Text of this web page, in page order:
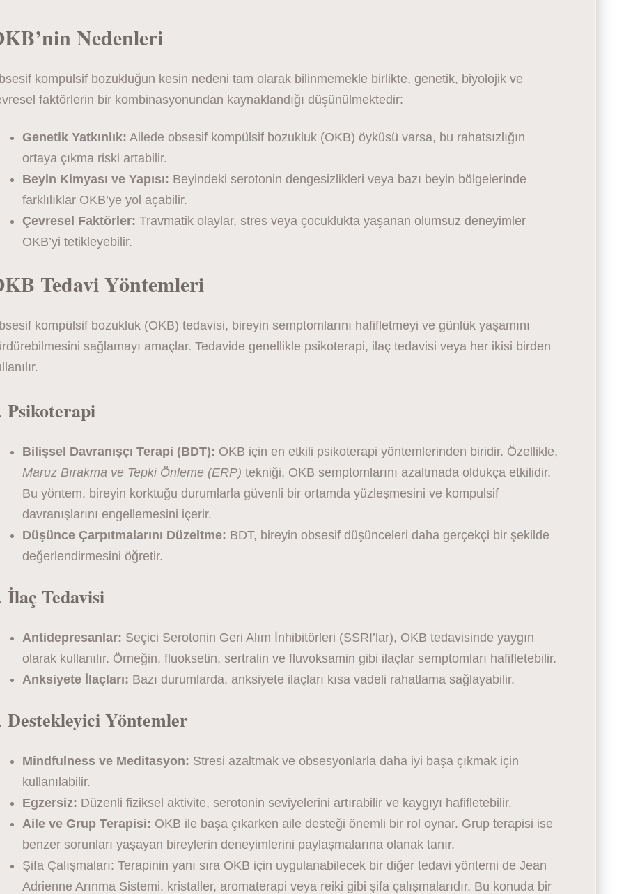
Nedenleri
kompülsif bozukluğun kesin nedeni tam olarak bilinmemekle birlikte, genetik, biyolojik ve
faktörlerin bir kombinasyonundan kaynaklandığı düşünülmektedir:
Genetik Yatkınlık: Ailede obsesif kompülsif bozukluk (OKB) öyküsü varsa, bu rahatsızlığın
ortaya çıkma riski artabilir.
Beyin Kimyası ve Yapısı: Beyindeki serotonin dengesizlikleri veya bazı beyin bölgelerinde
farklılıklar OKB’ye yol açabilir.
Çevresel Faktörler: Travmatik olaylar, stres veya çocuklukta yaşanan olumsuz deneyimler
OKB’yi tetikleyebilir.
Tedavi Yöntemleri
kompülsif bozukluk (OKB) tedavisi, bireyin semptomlarını hafifletmeyi ve günlük yaşamını
sağlamayı amaçlar. Tedavide genellikle psikoterapi, ilaç tedavisi veya her ikisi birden
Psikoterapi
Bilişsel Davranışçı Terapi (BDT): OKB için en etkili psikoterapi yöntemlerinden biridir. Özellikle,
Maruz Bırakma ve Tepki Önleme (ERP) tekniği, OKB semptomlarını azaltmada oldukça etkilidir.
Bu yöntem, bireyin korktuğu durumlarla güvenli bir ortamda yüzleşmesini ve kompulsif
davranışlarını engellemesini içerir.
Düşünce Çarpıtmalarını Düzeltme: BDT, bireyin obsesif düşünceleri daha gerçekçi bir şekilde
değerlendirmesini öğretir.
İlaç Tedavisi
Antidepresanlar: Seçici Serotonin Geri Alım İnhibitörleri (SSRI’lar), OKB tedavisinde yaygın
olarak kullanılır. Örneğin, fluoksetin, sertralin ve fluvoksamin gibi ilaçlar semptomları hafifletebilir.
Anksiyete İlaçları: Bazı durumlarda, anksiyete ilaçları kısa vadeli rahatlama sağlayabilir.
Destekleyici Yöntemler
Mindfulness ve Meditasyon: Stresi azaltmak ve obsesyonlarla daha iyi başa çıkmak için
kullanılabilir.
Egzersiz: Düzenli fiziksel aktivite, serotonin seviyelerini artırabilir ve kaygıyı hafifletebilir.
Aile ve Grup Terapisi: OKB ile başa çıkarken aile desteği önemli bir rol oynar. Grup terapisi ise
benzer sorunları yaşayan bireylerin deneyimlerini paylaşmalarına olanak tanır.
Şifa Çalışmaları: Terapinin yanı sıra OKB için uygulanabilecek bir diğer tedavi yöntemi de Jean
Adrienne Arınma Sistemi, kristaller, aromaterapi veya reiki gibi şifa çalışmalarıdır. Bu konuda bir